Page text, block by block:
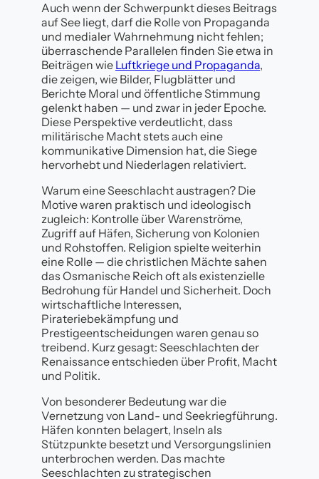
Auch wenn der Schwerpunkt dieses Beitrags
auf See liegt, darf die Rolle von Propaganda
und medialer Wahrnehmung nicht fehlen;
überraschende Parallelen finden Sie etwa in
Beiträgen wie Luftkriege und Propaganda,
die zeigen, wie Bilder, Flugblätter und
Berichte Moral und öffentliche Stimmung
gelenkt haben — und zwar in jeder Epoche.
Diese Perspektive verdeutlicht, dass
militärische Macht stets auch eine
kommunikative Dimension hat, die Siege
hervorhebt und Niederlagen relativiert.
Warum eine Seeschlacht austragen? Die
Motive waren praktisch und ideologisch
zugleich: Kontrolle über Warenströme,
Zugriff auf Häfen, Sicherung von Kolonien
und Rohstoffen. Religion spielte weiterhin
eine Rolle — die christlichen Mächte sahen
das Osmanische Reich oft als existenzielle
Bedrohung für Handel und Sicherheit. Doch
wirtschaftliche Interessen,
Pirateriebekämpfung und
Prestigeentscheidungen waren genau so
treibend. Kurz gesagt: Seeschlachten der
Renaissance entschieden über Profit, Macht
und Politik.
Von besonderer Bedeutung war die
Vernetzung von Land- und Seekriegführung.
Häfen konnten belagert, Inseln als
Stützpunkte besetzt und Versorgungslinien
unterbrochen werden. Das machte
Seeschlachten zu strategischen